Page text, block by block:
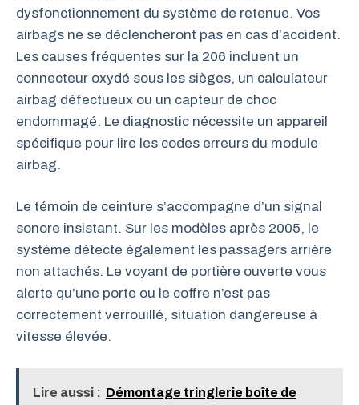
dysfonctionnement du système de retenue. Vos
airbags ne se déclencheront pas en cas d’accident.
Les causes fréquentes sur la 206 incluent un
connecteur oxydé sous les sièges, un calculateur
airbag défectueux ou un capteur de choc
endommagé. Le diagnostic nécessite un appareil
spécifique pour lire les codes erreurs du module
airbag.
Le témoin de ceinture s’accompagne d’un signal
sonore insistant. Sur les modèles après 2005, le
système détecte également les passagers arrière
non attachés. Le voyant de portière ouverte vous
alerte qu’une porte ou le coffre n’est pas
correctement verrouillé, situation dangereuse à
vitesse élevée.
Lire aussi : Démontage tringlerie boîte de